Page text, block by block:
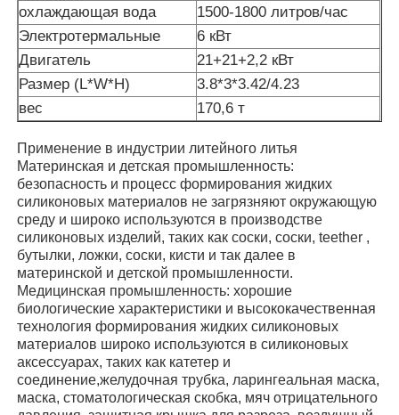
О Компании
Наша фабрика
контроль качества
контактные данные
Новости
Все случаи
Отправить запрос
Машина для литья под давлением LSR
охлаждающая вода
1500-1800 литров/час
Электротермальные
6 кВт
Двигатель
21+21+2,2 кВт
Размер (L*W*H)
3.8*3*3.42/4.23
вес
170,6 т
Применение в индустрии литейного литья
Материнская и детская промышленность:
безопасность и процесс формирования жидких
силиконовых материалов не загрязняют окружающую
среду и широко используются в производстве
силиконовых изделий, таких как соски, соски, teether ,
бутылки, ложки, соски, кисти и так далее в
материнской и детской промышленности.
Медицинская промышленность: хорошие
биологические характеристики и высококачественная
технология формирования жидких силиконовых
материалов широко используются в силиконовых
аксессуарах, таких как катетер и
соединение,желудочная трубка, ларингеальная маска,
маска, стоматологическая скобка, мяч отрицательного